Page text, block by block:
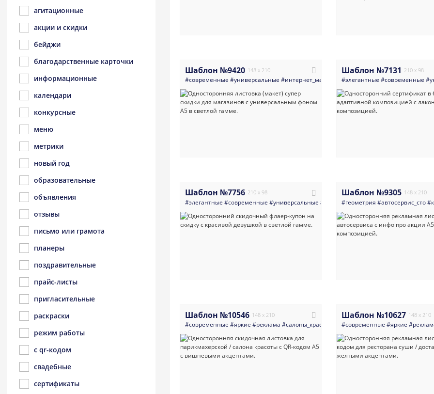
агитационные
акции и скидки
бейджи
благодарственные карточки
информационные
календари
конкурсные
меню
метрики
новый год
образовательные
объявления
отзывы
письмо или грамота
планеры
поздравительные
прайс-листы
пригласительные
раскраски
режим работы
с qr-кодом
свадебные
сертификаты
Шаблон №9420 148 x 210
#современные #универсальные #интернет_магазины
Шаблон №7131 210 x 98
#элегантные #современные
Шаблон №7756 210 x 98
#элегантные #современные #универсальные #реклама#салоны_красоты
Шаблон №9305 148 x 210
#геометрия #автосервис_сто
Шаблон №10546 148 x 210
#современные #яркие #реклама #салоны_красоты #солярий_студия_загара
Шаблон №10627 148 x 210
#современные #яркие